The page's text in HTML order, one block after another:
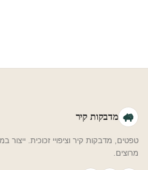
מדבקות קיר
מרוצים.